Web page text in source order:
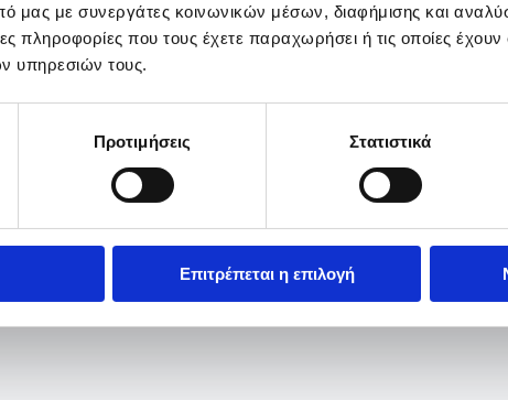
μας με συνεργάτες κοινωνικών μέσων, διαφήμισης και
πληροφορίες που τους έχετε παραχωρήσει ή τις οποίες έχουν
υπηρεσιών τους.
Προτιμήσεις Στατιστικά
Επιτρέπεται η επιλογή